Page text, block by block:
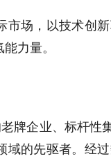
市场，以技术创
力量。
牌企业、标杆性
域的先驱者。经